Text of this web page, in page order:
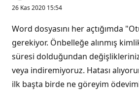
26 Kas 2020 15:54
Word dosyasını her açtığımda
gerekiyor. Önbelleğe alınmış
süresi dolduğundan
veya indiremiyoruz. Hatası
ilk başta birde ne göreyim